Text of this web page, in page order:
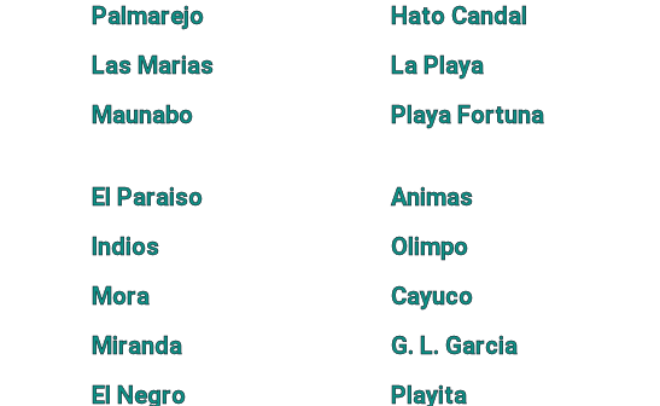
Palmarejo Hato Candal
Las Marias La Playa
Maunabo Playa Fortuna
El Paraiso Animas
Indios Olimpo
Mora Cayuco
Miranda G. L. Garcia
El Negro Playita